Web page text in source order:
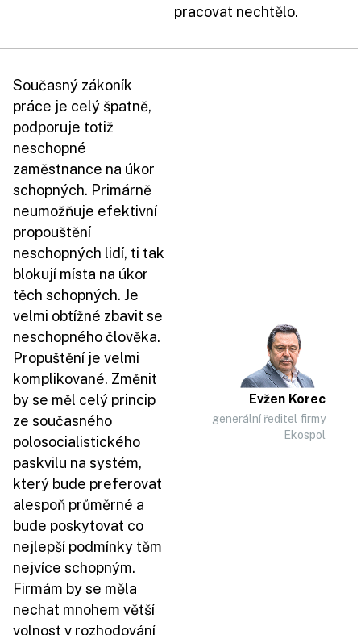
pracovat nechtělo.
Evžen Korec
generální ředitel firmy
Ekospol
Současný zákoník
práce je celý špatně,
podporuje totiž
neschopné
zaměstnance na úkor
schopných. Primárně
neumožňuje efektivní
propouštění
neschopných lidí, ti tak
blokují místa na úkor
těch schopných. Je
velmi obtížné zbavit se
neschopného člověka.
Propuštění je velmi
komplikované. Změnit
by se měl celý princip
ze současného
polosocialistického
paskvilu na systém,
který bude preferovat
alespoň průměrné a
bude poskytovat co
nejlepší podmínky těm
nejvíce schopným.
Firmám by se měla
nechat mnohem větší
volnost v rozhodování